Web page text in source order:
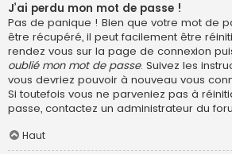
J’ai perdu mon mot de passe !
Pas de panique ! Bien que votre mot de
être récupéré, il peut facilement être
rendez vous sur la page de connexion
oublié mon mot de passe. Suivez les
vous devriez pouvoir à nouveau vous
Si toutefois vous ne parveniez pas à
passe, contactez un administrateur du
Haut